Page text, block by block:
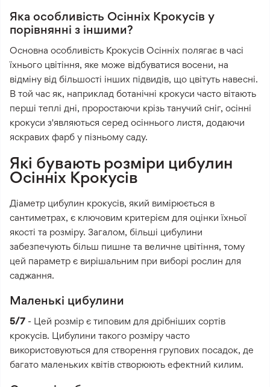
Яка особливість Осінніх Крокусів у
порівнянні з іншими?
Основна особливість Крокусів Осінніх полягає в часі
їхнього цвітіння, яке може відбуватися восени, на
відміну від більшості інших підвидів, що цвітуть навесні.
В той час як, наприклад ботанічні крокуси часто вітають
перші теплі дні, проростаючи крізь танучий сніг, осінні
крокуси з'являються серед осіннього листя, додаючи
яскравих фарб у пізньому саду.
Які бувають розміри цибулин
Осінніх Крокусів
Діаметр цибулин крокусів, який вимірюється в
сантиметрах, є ключовим критерієм для оцінки їхньої
якості та розміру. Загалом, більші цибулини
забезпечують більш пишне та величне цвітіння, тому
цей параметр є вирішальним при виборі рослин для
саджання.
Маленькі цибулини
5/7 - Цей розмір є типовим для дрібніших сортів
крокусів. Цибулини такого розміру часто
використовуються для створення групових посадок, де
багато маленьких квітів створюють ефектний килим.